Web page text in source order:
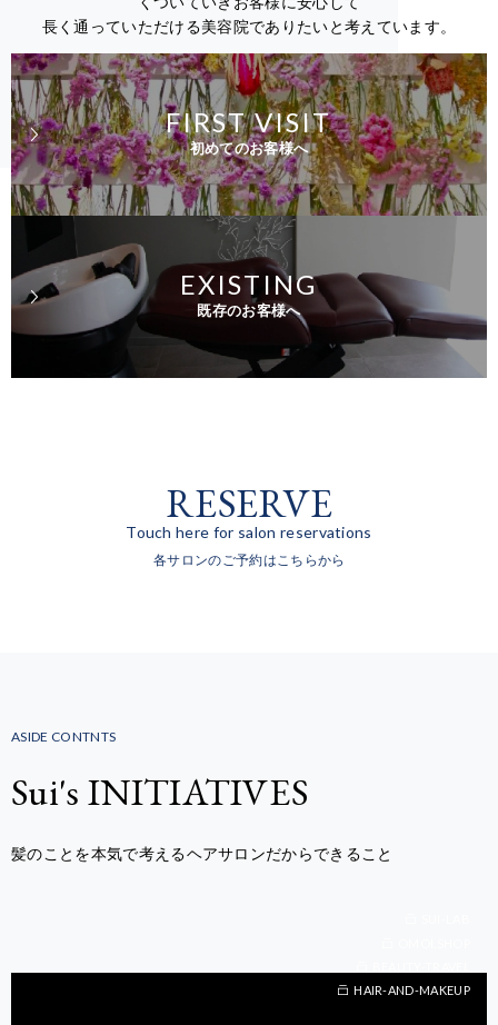
長く通っていただける美容院でありたいと考えています。
初めてのお客様へ
FIRST VISIT
既存のお客様へ
EXISTING
RESERVE
Touch here for salon reservations
各サロンのご予約はこちらから
ASIDE CONTNTS
Sui's INITIATIVES
髪のことを本気で考えるヘアサロンだからできること
HAIR-AND-MAKEUP